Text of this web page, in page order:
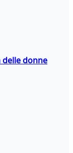
delle donne